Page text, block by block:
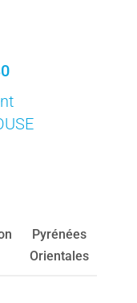
Pyrénées
Orientales